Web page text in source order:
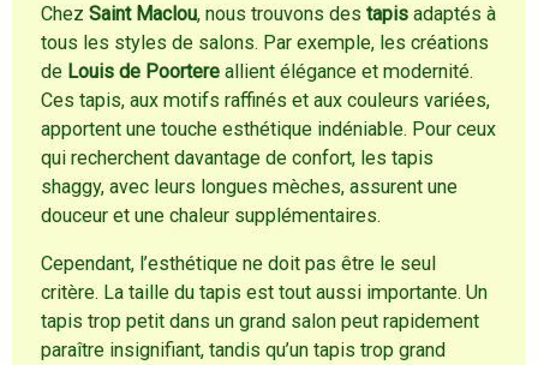
ChezSaint Maclou, nous trouvons destapis adaptés à
tous les styles de salons. Par exemple, les créations
de Louis de Poortere allient élégance et modernité.
Ces tapis, aux motifs raffinés et aux couleurs variées,
apportent une touche esthétique indéniable. Pour ceux
qui recherchent davantage de confort, les tapis
shaggy, avec leurs longues mèches, assurent une
douceur et une chaleur supplémentaires.
Cependant, l’esthétique ne doit pas être le seul
critère. La taille du tapis est tout aussi importante. Un
tapis trop petit dans un grand salon peut rapidement
paraître insignifiant, tandis qu’un tapis trop grand